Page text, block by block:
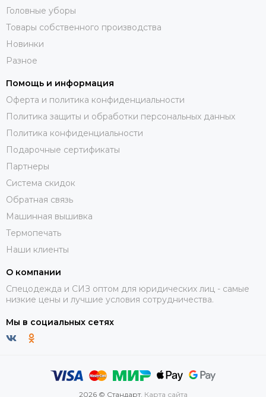
Головные уборы
Товары собственного производства
Новинки
Разное
Помощь и информация
Оферта и политика конфиденциальности
Политика защиты и обработки персональных данных
Политика конфиденциальности
Подарочные сертификаты
Партнеры
Система скидок
Обратная связь
Машинная вышивка
Термопечать
Наши клиенты
О компании
Спецодежда и СИЗ оптом для юридических лиц - самые
низкие цены и лучшие условия сотрудничества.
Мы в социальных сетях
2026 © Стандарт. Карта сайта